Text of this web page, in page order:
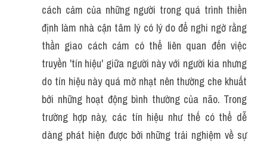
cách cảm của những người trong quá trình thiền
định làm nhà cận tâm lý có lý do để nghi ngờ rằng
thần giao cách cảm có thể liên quan đến việc
truyền 'tín hiệu' giữa người này với người kia nhưng
do tín hiệu này quá mờ nhạt nên thường che khuất
bởi những hoạt động bình thường của não. Trong
trường hợp này, các tín hiệu như thế có thể dễ
dàng phát hiện được bởi những trải nghiệm về sự